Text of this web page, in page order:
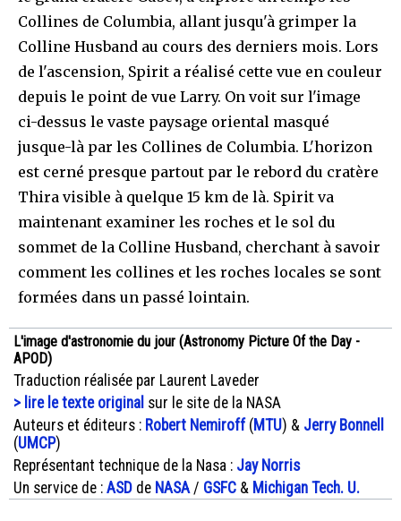
Collines de Columbia, allant jusqu'à grimper la
Colline Husband au cours des derniers mois. Lors
de l'ascension, Spirit a réalisé cette vue en couleur
depuis le point de vue Larry. On voit sur l'image
ci-dessus le vaste paysage oriental masqué
jusque-là par les Collines de Columbia. L'horizon
est cerné presque partout par le rebord du cratère
Thira visible à quelque 15 km de là. Spirit va
maintenant examiner les roches et le sol du
sommet de la Colline Husband, cherchant à savoir
comment les collines et les roches locales se sont
formées dans un passé lointain.
L'image d'astronomie du jour (Astronomy Picture Of the Day -
APOD)
Traduction réalisée par Laurent Laveder
> lire le texte original sur le site de la NASA
Auteurs et éditeurs : Robert Nemiroff( MTU) & Jerry Bonnell
(UMCP)
Représentant technique de la Nasa : Jay Norris
Un service de : ASD de NASA/ GSFC & Michigan Tech. U.